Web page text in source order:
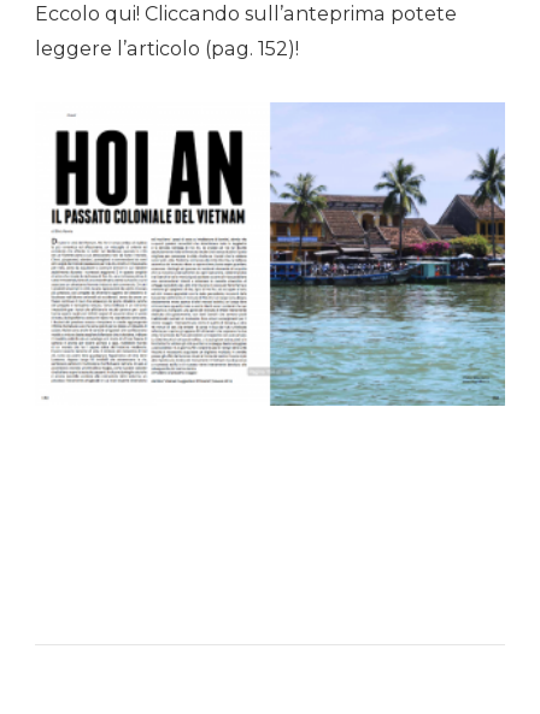
Eccolo qui! Cliccando sull’anteprima potete
leggere l’articolo (pag. 152)!